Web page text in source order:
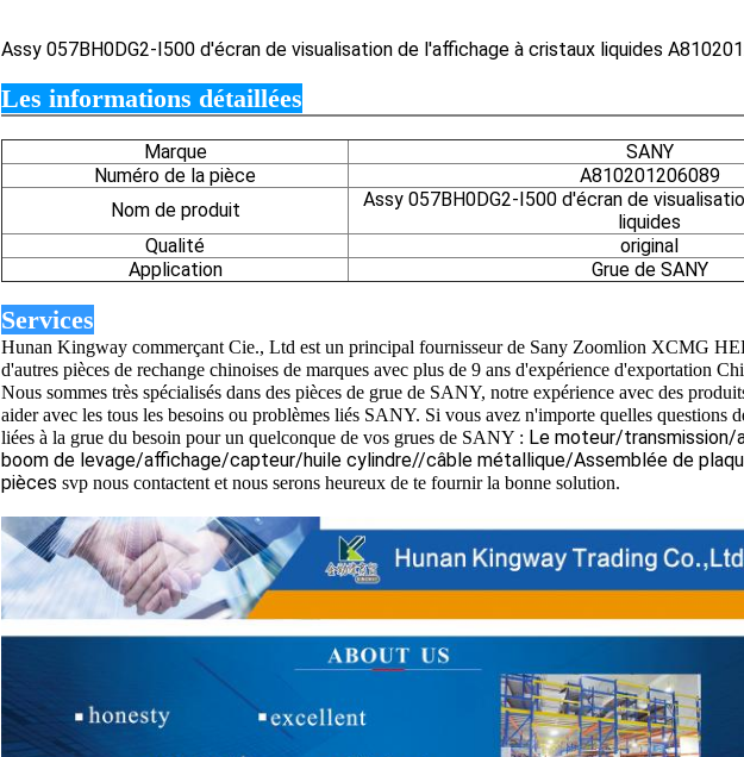
Assy 057BH0DG2-I500 d'écran de visualisation de l'affichage à cristaux liquides
Les informations détaillées
Marque
SANY
Numéro de la pièce
A810201206089
Nom de produit
Assy 057BH0DG2-I500 d'écran de
liquides
Qualité
original
Application
Grue de SANY
Services
Hunan Kingway commerçant Cie., Ltd est un principal fournisseur de Sany Zoomlion XCMG
d'autres pièces de rechange chinoises de marques avec plus de 9 ans d'expérience d'exportation
Nous sommes très spécialisés dans des pièces de grue de SANY, notre expérience avec des
aider avec les tous les besoins ou problèmes liés SANY. Si vous avez n'importe quelles questions
liées à la grue du besoin pour un quelconque de vos grues de SANY : Le moteur/
boom de levage/affichage/capteur/huile cylindre//câble métallique/Assemblée de
pièces svp nous contactent et nous serons heureux de te fournir la bonne solution.